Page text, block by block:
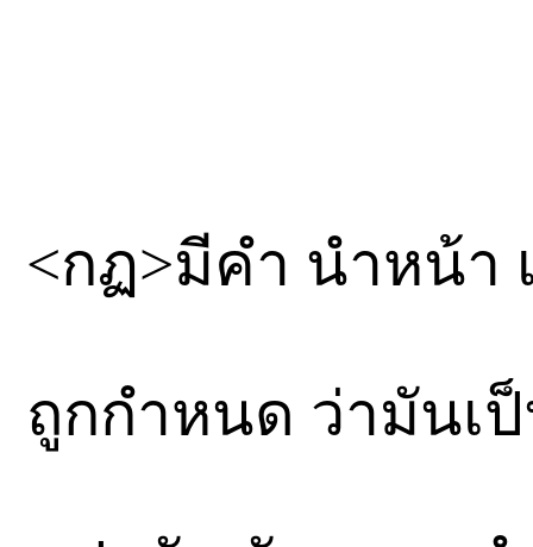
<กฏ>มีคำ นำหน้า
ถูกกำหนด ว่ามันเ